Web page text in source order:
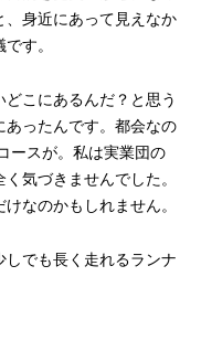
、身近にあって見えなか
す。
こにあるんだ？と思う
あったんです。都会なの
ースが。私は実業団の
気づきませんでした。
なのかもしれません。
しでも長く走れるランナ